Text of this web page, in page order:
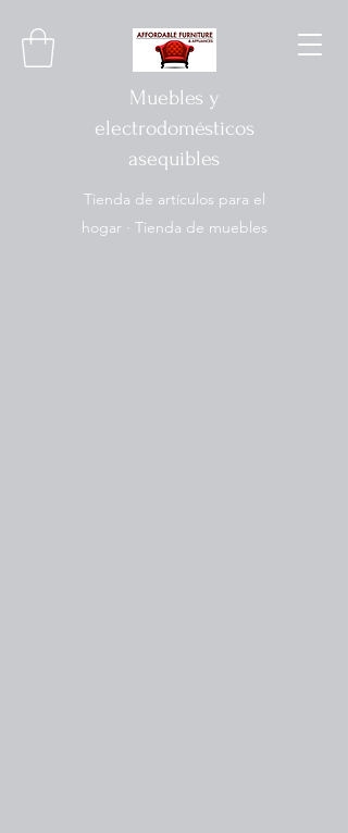
Muebles y
electrodomésticos
asequibles
Tienda de artículos para el
hogar · Tienda de muebles